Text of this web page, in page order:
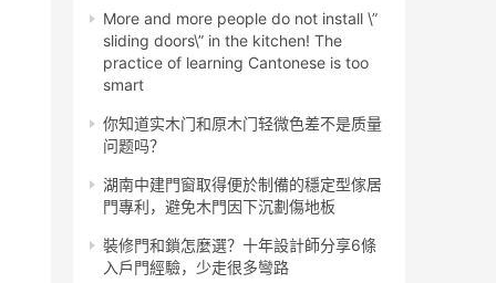
More and more people do not install \”
sliding doors\” in the kitchen! The
practice of learning Cantonese is too
smart
你知道实木门和原木门轻微色差不是质量
问题吗？
湖南中建門窗取得便於制備的穩定型傢居
門專利，避免木門因下沉劃傷地板
裝修門和鎖怎麼選？十年設計師分享6條
入戶門經驗，少走很多彎路